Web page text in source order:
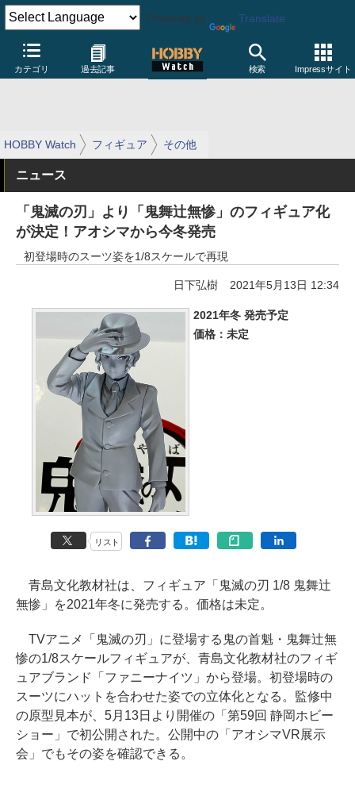
Powered by Translate
カテゴリ 過去記事 検索 Impressサイト
HOBBY Watch フィギュア その他
ニュース
「鬼滅の刃」より「鬼舞辻無惨」のフィギュア化
が決定！アオシマから今冬発売
初登場時のスーツ姿を1/8スケールで再現
日下弘樹 2021年5月13日 12:34
2021年冬 発売予定
価格：未定
リスト
青島文化教材社は、フィギュア「鬼滅の刃 1/8 鬼舞辻
無惨」を2021年冬に発売する。価格は未定。
TVアニメ「鬼滅の刃」に登場する鬼の首魁・鬼舞辻無
惨の1/8スケールフィギュアが、青島文化教材社のフィギ
ュアブランド「ファニーナイツ」から登場。初登場時の
スーツにハットを合わせた姿での立体化となる。監修中
の原型見本が、5月13日より開催の「第59回 静岡ホビー
ショー」で初公開された。公開中の「アオシマVR展示
会」でもその姿を確認できる。